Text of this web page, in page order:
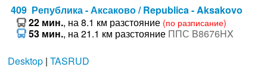
409 Република - Аксаково / Republica - Aksakovo
22 мин., на 8.1 км разстояние (по разписание)
53 мин., на 21.1 км разстояние ППС B8676HX
Desktop| TASRUD